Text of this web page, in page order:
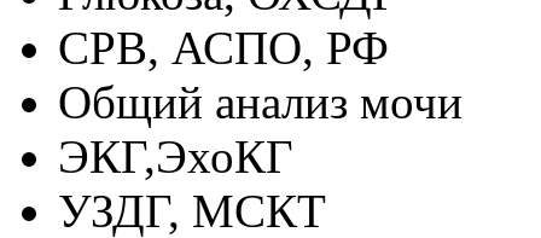
СРВ, АСПО, РФ
Общий анализ мочи
ЭКГ,ЭхоКГ
УЗДГ, МСКТ